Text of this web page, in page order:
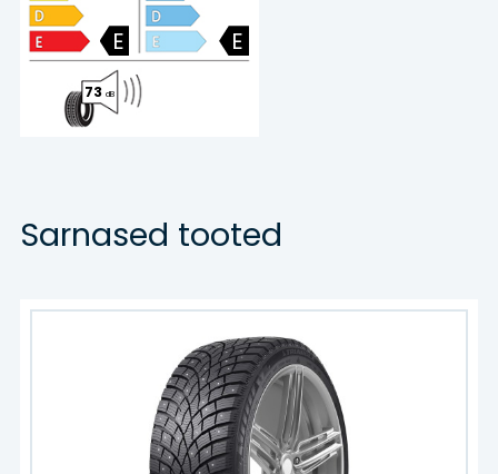
E E
73dB
Sarnased tooted